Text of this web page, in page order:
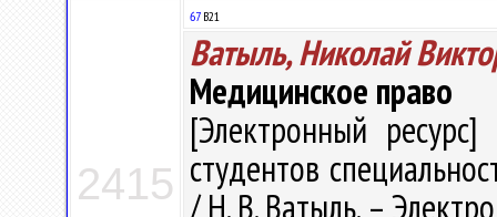
2415
67В21
Ватыль, Николай
Медицинское право
[Электронный
студентов
/ Н. В. Ватыль. –